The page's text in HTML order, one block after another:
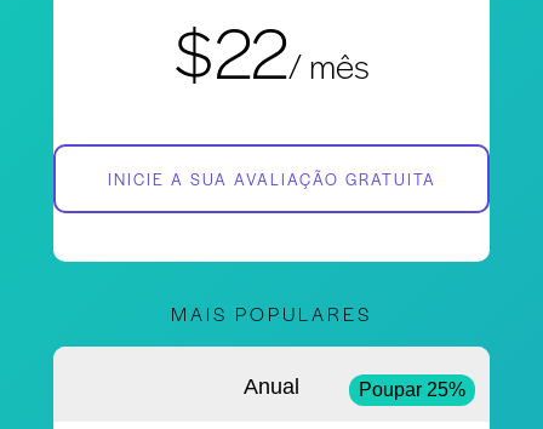
$22/ mês
INICIE A SUA AVALIAÇÃO GRATUITA
MAIS POPULARES
Anual Poupar 25%